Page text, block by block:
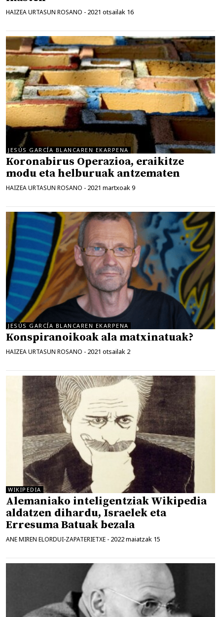
HAIZEA URTASUN ROSANO - 2021 otsailak 16
JESÚS GARCÍA BLANCAREN EKARPENA
Koronabirus Operazioa, eraikitze
modu eta helburuak antzematen
HAIZEA URTASUN ROSANO - 2021 martxoak 9
JESÚS GARCÍA BLANCAREN EKARPENA
Konspiranoikoak ala matxinatuak?
HAIZEA URTASUN ROSANO - 2021 otsailak 2
WIKIPEDIA
Alemaniako inteligentziak Wikipedia
aldatzen dihardu, Israelek eta
Erresuma Batuak bezala
ANE MIREN ELORDUI-ZAPATERIETXE - 2022 maiatzak 15